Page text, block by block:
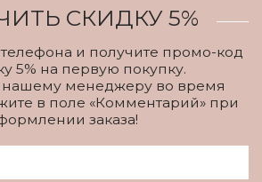
СКИДКУ 5%
и получите промо-код
5% на первую покупку.
нашему менеджеру во время
в поле «Комментарий» при
заказа!